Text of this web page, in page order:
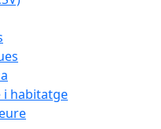
i habitatge